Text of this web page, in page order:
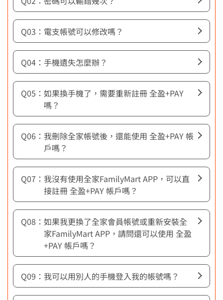
電支帳號可以修改嗎？
手機遺失怎麼辦？
如果換手機了，需要重新註冊 全盈+PAY
嗎？
我刪除全家帳號後，還能使用 全盈+PAY 帳
戶嗎？
我沒有使用全家FamilyMart APP，可以直
接註冊 全盈+PAY 帳戶嗎？
如果我更換了全家會員帳號或重新安裝全
家FamilyMart APP，請問還可以使用 全盈
+PAY 帳戶嗎？
我可以用別人的手機登入我的帳號嗎？